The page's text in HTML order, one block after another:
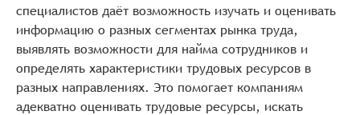
специалистов даёт возможность изучать и оценивать
информацию о разных сегментах рынка труда,
выявлять возможности для найма сотрудников и
определять характеристики трудовых ресурсов в
разных направлениях. Это помогает компаниям
адекватно оценивать трудовые ресурсы, искать